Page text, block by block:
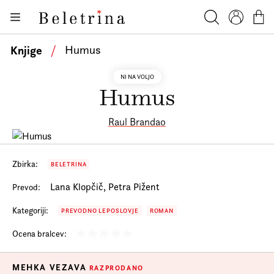
Beletrina
Knjige
Dogodki
Podkasti
Akcije
O nas
Beletrinini projekti
Knjige / Humus
NI NA VOLJO
Humus
Raul Brandao
Zbirka: BELETRINA
Prevod: Lana Klopčič, Petra Pižent
Kategoriji: PREVODNO LEPOSLOVJE ROMAN
Ocena bralcev:
MEHKA VEZAVA RAZPRODANO